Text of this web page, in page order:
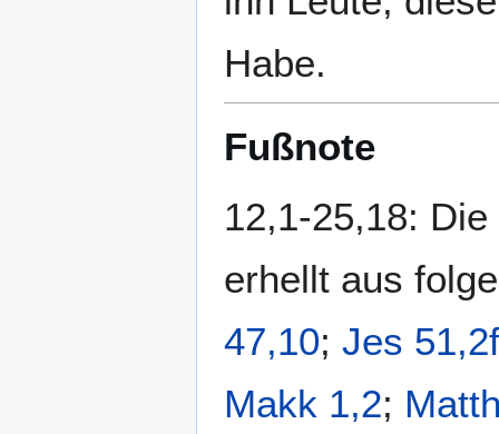
Habe.
Fußnote
12,1-25,18:
erhellt aus
47,10; Jes 51,2f
Makk 1,2;